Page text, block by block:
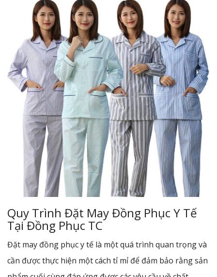
Quy Trình Đặt May Đồng Phục Y Tế
Tại Đồng Phục TC
Đặt may đồng phục y tế là một quá trình quan trọng và
cần được thực hiện một cách tỉ mỉ để đảm bảo rằng sản